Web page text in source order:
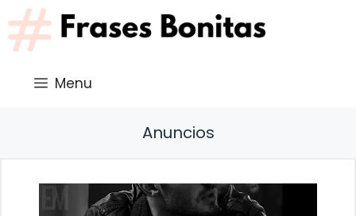
Saltar
al
contenido
Menu
Anuncios